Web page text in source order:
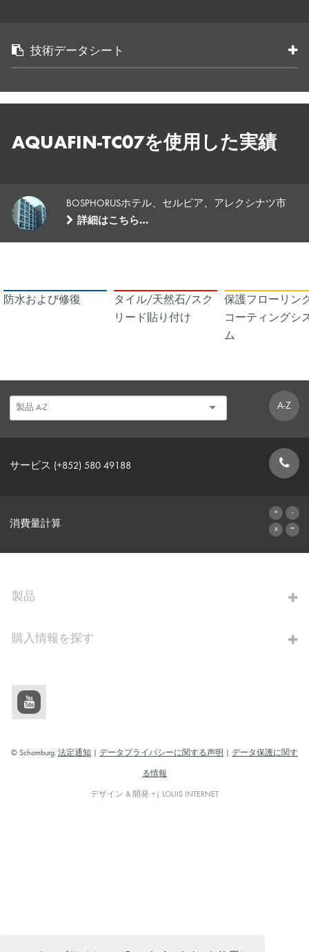
技術データシート
AQUAFIN-TC07を使用した実績
BOSPHORUSホテル、セルビア、アレクシナツ市
詳細はこちら…
防水および修復
タイル/天然石/スク
リード貼り付け
保護フローリン
コーティングシ
ム
A-Z
サービス (+852) 580 49188
消費量計算
製品
購入情報を探す
© Schomburg. 法定通知 データプライバシーに関する声明 データ保護に関す
る情報
デザイン & 開発 +| LOUIS INTERNET